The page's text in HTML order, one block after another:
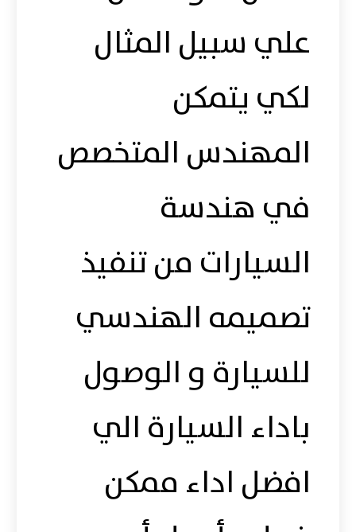
علي سبيل المثال
لكي يتمكن
المهندس المتخصص
في هندسة
السيارات من تنفيذ
تصميمه الهندسي
للسيارة و الوصول
باداء السيارة الي
افضل اداء ممكن